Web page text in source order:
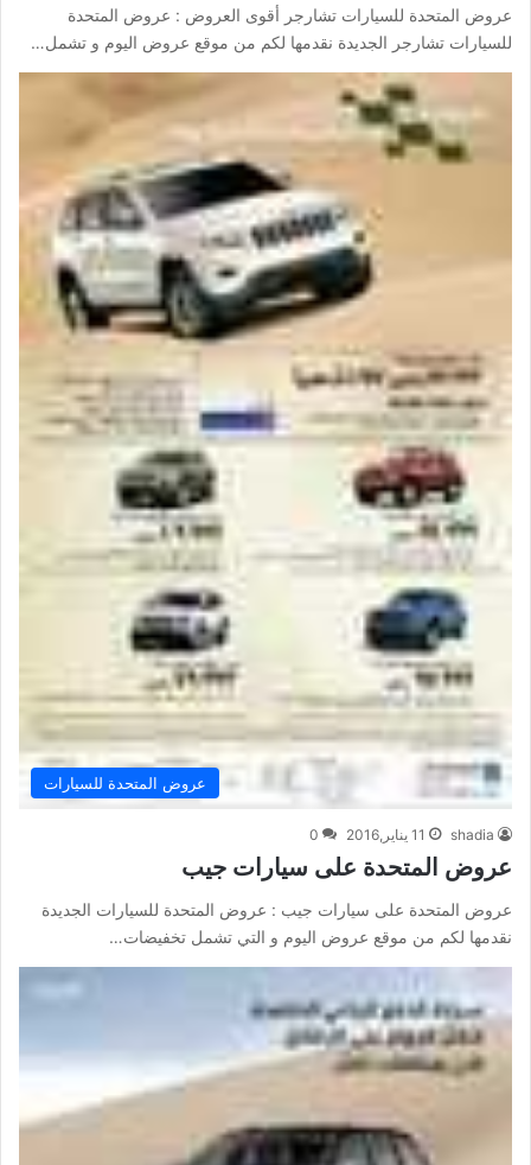
عروض المتحدة للسيارات تشارجر أقوى العروض : عروض المتحدة
للسيارات تشارجر الجديدة نقدمها لكم من موقع عروض اليوم و تشمل…
عروض المتحدة للسيارات
shadia 11 يناير,2016 0
عروض المتحدة على سيارات جيب
عروض المتحدة على سيارات جيب : عروض المتحدة للسيارات الجديدة
نقدمها لكم من موقع عروض اليوم و التي تشمل تخفيضات…